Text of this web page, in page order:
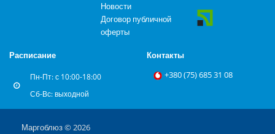
Новости
Договор публичной
оферты
Расписание
Пн-Пт: с 10:00-18:00
Сб-Вс: выходной
Контакты
+‎380 (75) 685 31 08
Маргоблюз © 2026